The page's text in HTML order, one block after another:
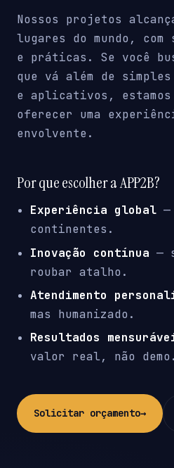
Nossos projetos
lugares do mundo,
e práticas. Se você
que vá além de
e aplicativos,
oferecer uma
envolvente.
Por que escolher a APP2B?
Experiência global
continentes.
Inovação contínua —
roubar atalho.
Atendimento
mas humanizado.
Resultados
valor real, não demo.
Solicitar orçamento→